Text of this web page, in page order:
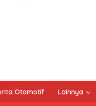
Otomotif Lainnya